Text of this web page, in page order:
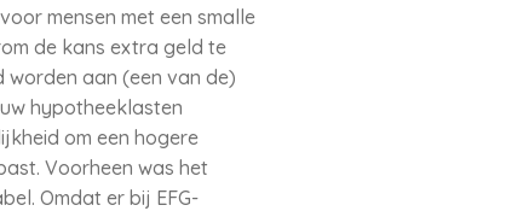
mensen met een smalle
de kans extra geld te
worden aan (een van de)
hypotheeklasten
om een hogere
Voorheen was het
Omdat er bij EFG-